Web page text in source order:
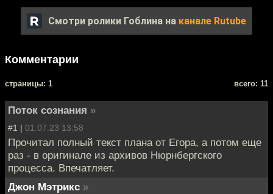
Смотри ролики Гоблина на канале Rutube
Комментарии
cтраницы: 1 всего: 11
Поток сознания »
#1 | 01.07.23 13:58
Прочитал полный текст плана от Егора, а потом еще
раз - в оригинале из архивов Нюрнбергского
процесса. Впечатляет.
Джон Мэтрикс »